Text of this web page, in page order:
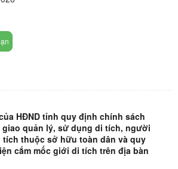
HĐND tỉnh quy định chính sách
quản lý, sử dụng di tích, người
thuộc sở hữu toàn dân và quy
cắm mốc giới di tích trên địa bàn